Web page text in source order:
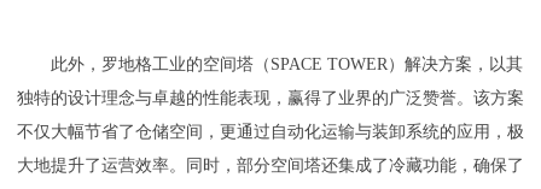
此外，罗地格工业的空间塔（SPACE TOWER）解决方案，以其
独特的设计理念与卓越的性能表现，赢得了业界的广泛赞誉。该方案
不仅大幅节省了仓储空间，更通过自动化运输与装卸系统的应用，极
大地提升了运营效率。同时，部分空间塔还集成了冷藏功能，确保了